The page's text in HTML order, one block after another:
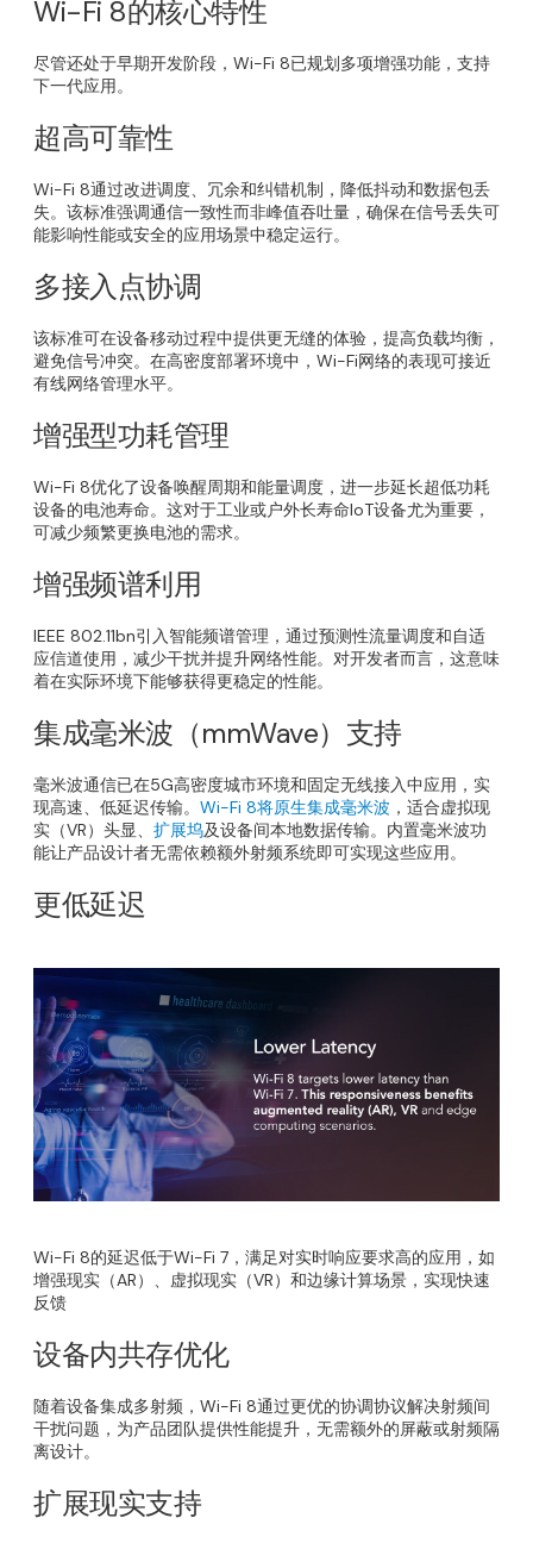
Wi-Fi 8的核心特性
尽管还处于早期开发阶段，Wi-Fi 8已规划多项增强功能，支持
下一代应用。
超高可靠性
Wi-Fi 8通过改进调度、冗余和纠错机制，降低抖动和数据包丢
失。该标准强调通信一致性而非峰值吞吐量，确保在信号丢失可
能影响性能或安全的应用场景中稳定运行。
多接入点协调
该标准可在设备移动过程中提供更无缝的体验，提高负载均衡，
避免信号冲突。在高密度部署环境中，Wi-Fi网络的表现可接近
有线网络管理水平。
增强型功耗管理
Wi-Fi 8优化了设备唤醒周期和能量调度，进一步延长超低功耗
设备的电池寿命。这对于工业或户外长寿命IoT设备尤为重要，
可减少频繁更换电池的需求。
增强频谱利用
IEEE 802.11bn引入智能频谱管理，通过预测性流量调度和自适
应信道使用，减少干扰并提升网络性能。对开发者而言，这意味
着在实际环境下能够获得更稳定的性能。
集成毫米波（mmWave）支持
毫米波通信已在5G高密度城市环境和固定无线接入中应用，实
现高速、低延迟传输。 Wi-Fi 8将原生集成毫米波 ，适合虚拟现
实（VR）头显、 扩展坞及设备间本地数据传输。内置毫米波功
能让产品设计者无需依赖额外射频系统即可实现这些应用。
更低延迟
Wi-Fi 8的延迟低于Wi-Fi 7，满足对实时响应要求高的应用，如
增强现实（AR）、虚拟现实（VR）和边缘计算场景，实现快速
反馈
设备内共存优化
随着设备集成多射频，Wi-Fi 8通过更优的协调协议解决射频间
干扰问题，为产品团队提供性能提升，无需额外的屏蔽或射频隔
离设计。
扩展现实支持